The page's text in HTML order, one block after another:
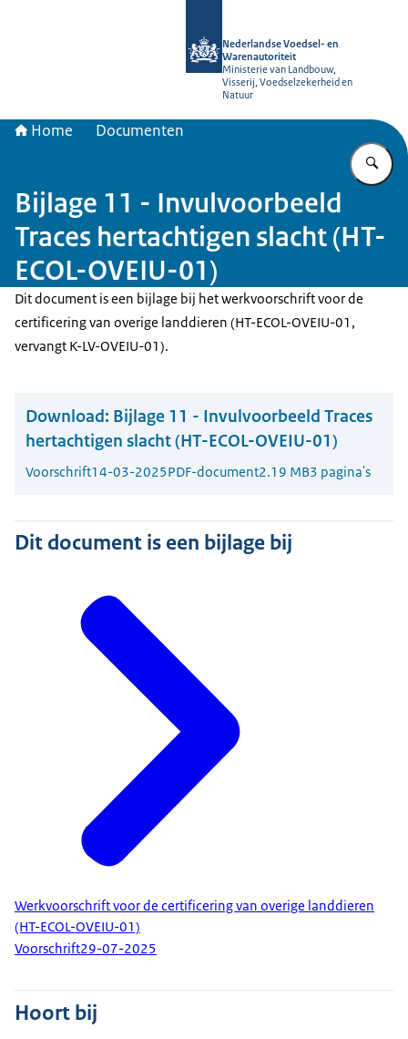
Nederlandse Voedsel- en
Warenautoriteit
Ministerie van Landbouw,
Visserij, Voedselzekerheid en
Natuur
Home Documenten
Bijlage 11 - Invulvoorbeeld
Traces hertachtigen slacht (HT-
ECOL-OVEIU-01)
Dit document is een bijlage bij het werkvoorschrift voor de
certificering van overige landdieren (HT-ECOL-OVEIU-01,
vervangt K-LV-OVEIU-01).
Download: Bijlage 11 - Invulvoorbeeld Traces
hertachtigen slacht (HT-ECOL-OVEIU-01)
Voorschrift14-03-2025PDF-document2.19 MB3 pagina's
Dit document is een bijlage bij
Werkvoorschrift voor de certificering van overige landdieren
(HT-ECOL-OVEIU-01)
Voorschrift29-07-2025
Hoort bij